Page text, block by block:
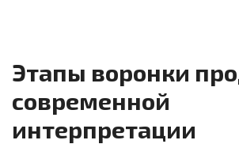
Этапы воронки
современной
интерпретации